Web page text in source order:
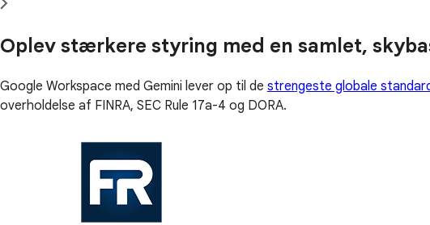
Oplev stærkere styring med en samlet,
Google Workspace med Gemini lever op til de strengeste globale
overholdelse af FINRA, SEC Rule 17a-4 og DORA.